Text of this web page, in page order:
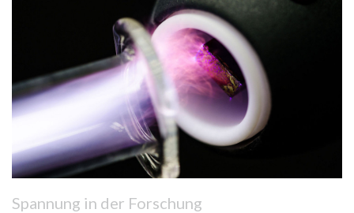
Spannung in der Forschung